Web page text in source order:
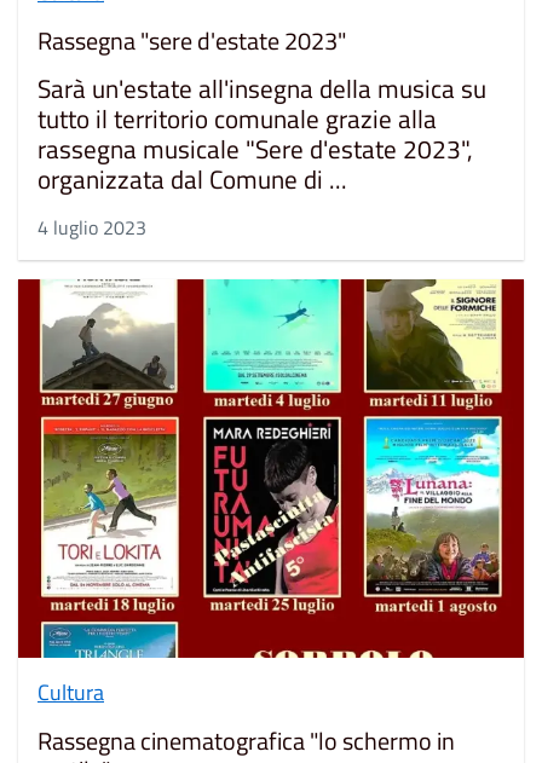
Rassegna "sere d'estate 2023"
Sarà un'estate all'insegna della musica su
tutto il territorio comunale grazie alla
rassegna musicale "Sere d'estate 2023",
organizzata dal Comune di ...
4 luglio 2023
Cultura
Rassegna cinematografica "lo schermo in